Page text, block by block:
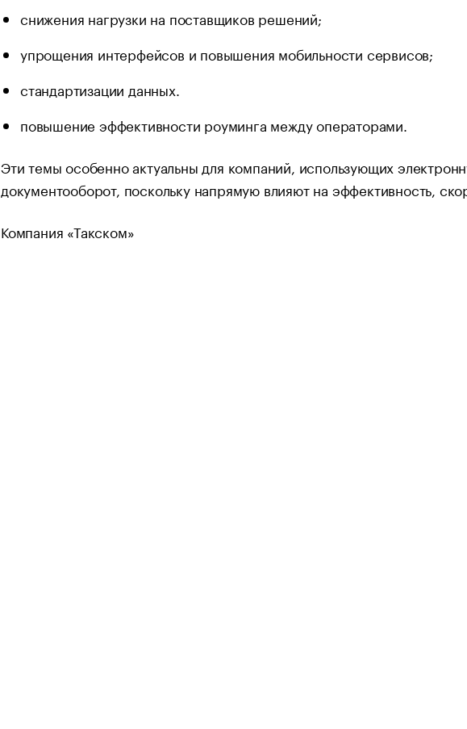
снижения нагрузки на поставщиков решений;
упрощения интерфейсов и повышения мобильности сервисов;
стандартизации данных.
повышение эффективности роуминга между операторами.
Эти темы особенно актуальны для компаний, использующих
документооборот, поскольку напрямую влияют на эффективность,
Компания «Такском»